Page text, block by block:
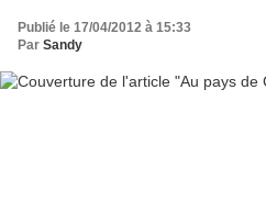
Publié le 17/04/2012 à 15:33
Par Sandy